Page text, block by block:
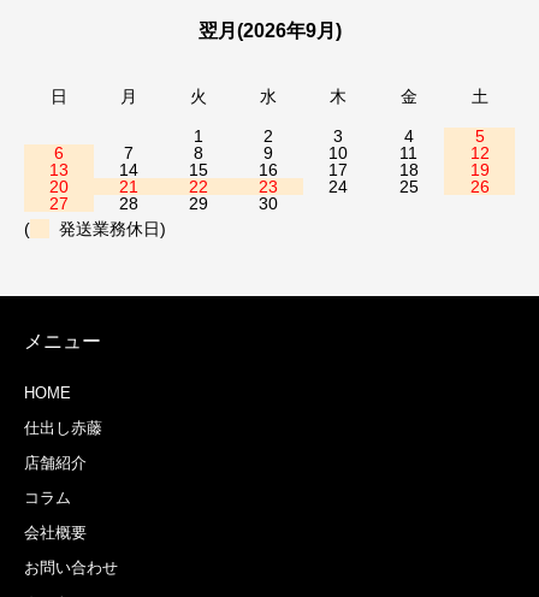
翌月(2026年9月)
日 月 火 水 木 金 土
1 2 3 4
5
6
7 8 9 10 11
12
13
14 15 16 17 18
19
20
21 22 23 24 25
26
27
28 29
30
(
発送業務休日)
メニュー
HOME
仕出し赤藤
店舗紹介
コラム
会社概要
お問い合わせ